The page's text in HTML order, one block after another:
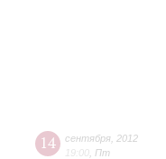
14 сентября 2012
19:00 Пт